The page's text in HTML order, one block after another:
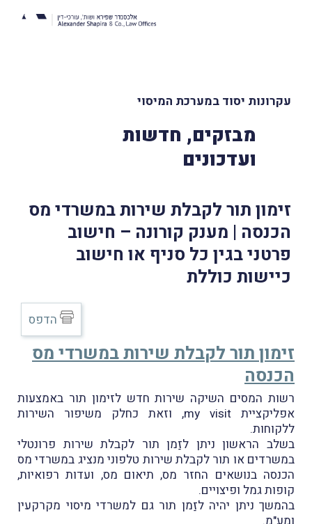
עקרונות יסוד במערכת המיסוי
מבזקים, חדשות
ועדכונים
זימון תור לקבלת שירות במשרדי מס
הכנסה | מענק קורונה – חישוב
פרטני בגין כל סניף או חישוב
כיישות כוללת
זימון תור לקבלת שירות במשרדי מס
הכנסה
רשות המסים השיקה שירות חדש לזימון תור באמצעות
אפליקציית my visit, וזאת כחלק משיפור השירות
ללקוחות.
בשלב הראשון ניתן לזַמן תור לקבלת שירות פרונטלי
במשרדים או תור לקבלת שירות טלפוני מנציג במשרדי מס
הכנסה בנושאים החזר מס, תיאום מס, ועדות רפואיות,
קופות גמל ופיצויים.
בהמשך ניתן יהיה לזַמן תור גם למשרדי מיסוי מקרקעין